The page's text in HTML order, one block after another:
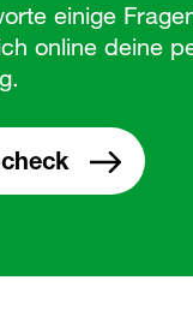
einige
online deine